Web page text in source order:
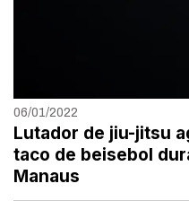
06/01/2022
Lutador de jiu-jitsu
taco de beisebol
Manaus